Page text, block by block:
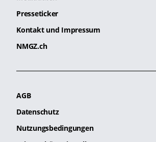
Presseticker
Kontakt und Impressum
NMGZ.ch
AGB
Datenschutz
Nutzungsbedingungen